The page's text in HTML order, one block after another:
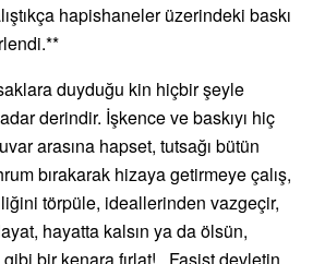
hapishaneler üzerindeki baskı
duyduğu kin hiçbir şeyle
derindir. İşkence ve baskıyı hiç
arasına hapset, tutsağı bütün
bırakarak hizaya getirmeye çalış,
törpüle, ideallerinden vazgeçir,
hayatta kalsın ya da ölsün,
bir kenara fırlat!.. Faşist devletin